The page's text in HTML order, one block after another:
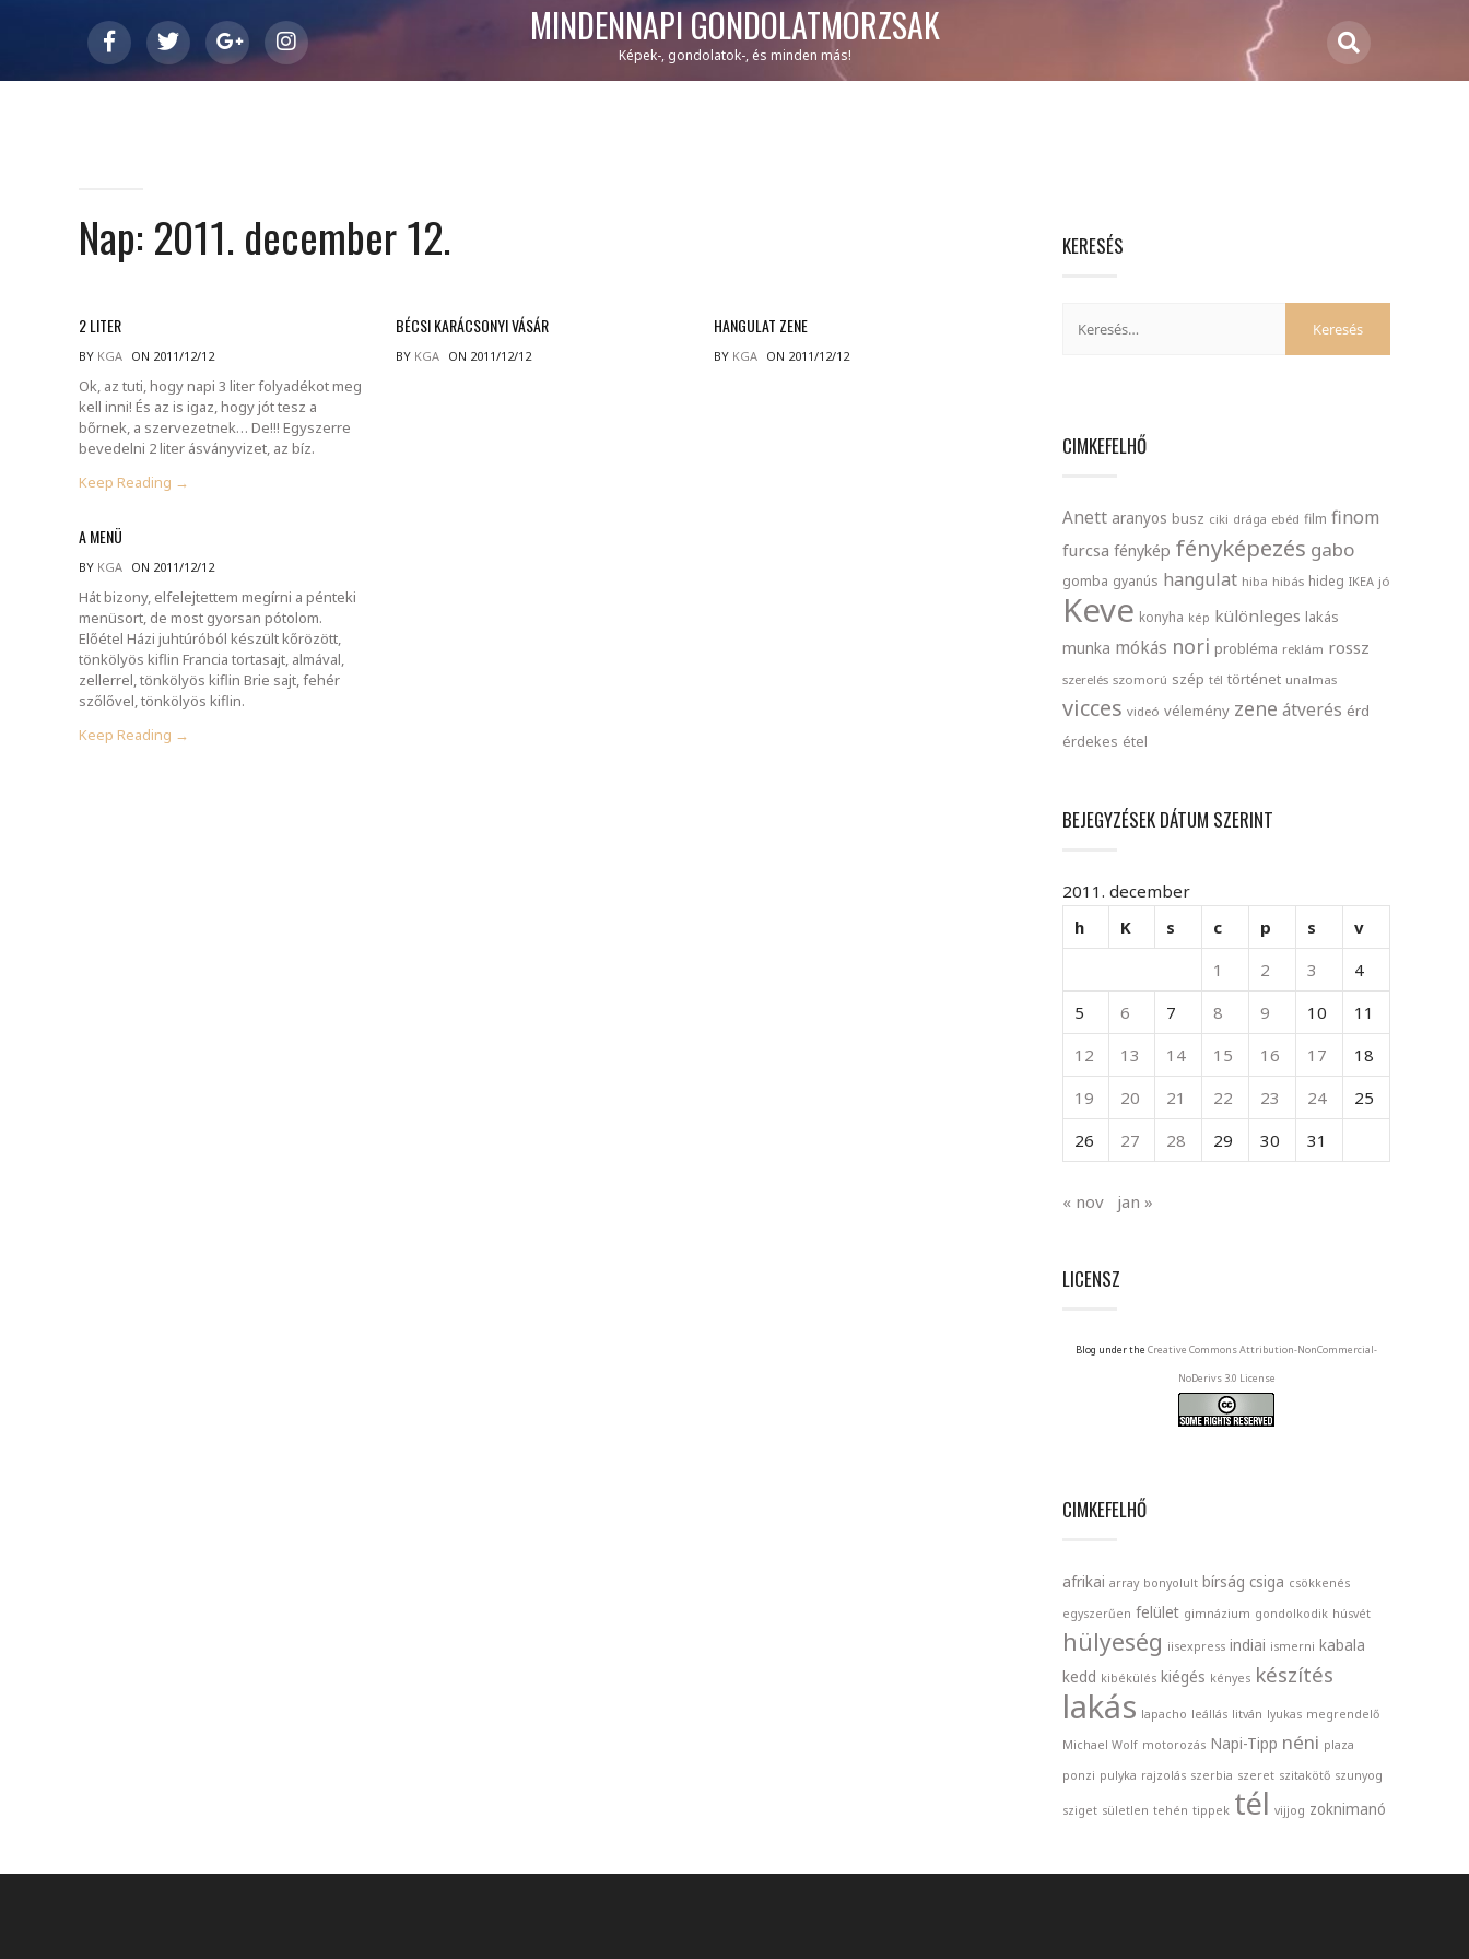
MINDENNAPI GONDOLATMORZSÁK
Képek-, gondolatok-, és minden más!
Nap: 2011. december 12.
2 LITER
BY KGA ON 2011/12/12
Ok, az tuti, hogy napi 3 liter folyadékot meg
kell inni! És az is igaz, hogy jót tesz a
bőrnek, a szervezetnek… De!!! Egyszerre
bevedelni 2 liter ásványvizet, az bíz.
Keep Reading →
BÉCSI KARÁCSONYI VÁSÁR
BY KGA ON 2011/12/12
HANGULAT ZENE
BY KGA ON 2011/12/12
A MENÜ
BY KGA ON 2011/12/12
Hát bizony, elfelejtettem megírni a pénteki
menüsort, de most gyorsan pótolom.
Előétel Házi juhtúróból készült kőrözött,
tönkölyös kiflin Francia tortasajt, almával,
zellerrel, tönkölyös kiflin Brie sajt, fehér
szőlővel, tönkölyös kiflin.
Keep Reading →
KERESÉS
CIMKEFELHŐ
Anett aranyos busz ciki drága ebéd film finom
furcsa fénykép fényképezés gabo
gomba gyanús hangulat hiba hibás hideg IKEA jó
Keve konyha kép különleges lakás
munka mókás nori probléma reklám rossz
szerelés szomorú szép tél történet unalmas
vicces videó vélemény zene átverés érd
érdekes étel
BEJEGYZÉSEK DÁTUM SZERINT
2011. december
h
K s c p s
v
1
2 3
4
5
6 7 8 9 10
11
12
13 14 15 16 17
18
19
20 21 22 23 24
25
26
27 28 29 30 31
« nov jan »
LICENSZ
Blog under the Creative Commons Attribution-NonCommercial-
NoDerivs 3.0 License
CIMKEFELHŐ
afrikai array bonyolult bírság csiga csökkenés
egyszerűen felület gimnázium gondolkodik húsvét
hülyeség iisexpress indiai ismerni kabala
kedd kibékülés kiégés kényes készítés
lakás lapacho leállás litván lyukas megrendelő
Michael Wolf motorozás Napi-Tipp néni plaza
ponzi pulyka rajzolás szerbia szeret szitakötő szunyog
sziget sületlen tehén tippek tél vijjog zoknimanó